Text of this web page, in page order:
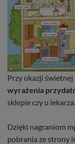
Przy okazji świetnej
wyrażenia
sklepie czy u lekarza.
Dzięki nagraniom
pobrania ze strony